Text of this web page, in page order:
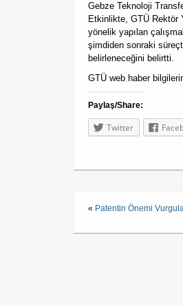
Gebze Teknoloji
Etkinlikte, GTÜ Rektör
yönelik yapılan
şimdiden sonraki
belirleneceğini belirtti.
GTÜ web haber
Paylaş/Share:
Twitter
« Patentin Önemi